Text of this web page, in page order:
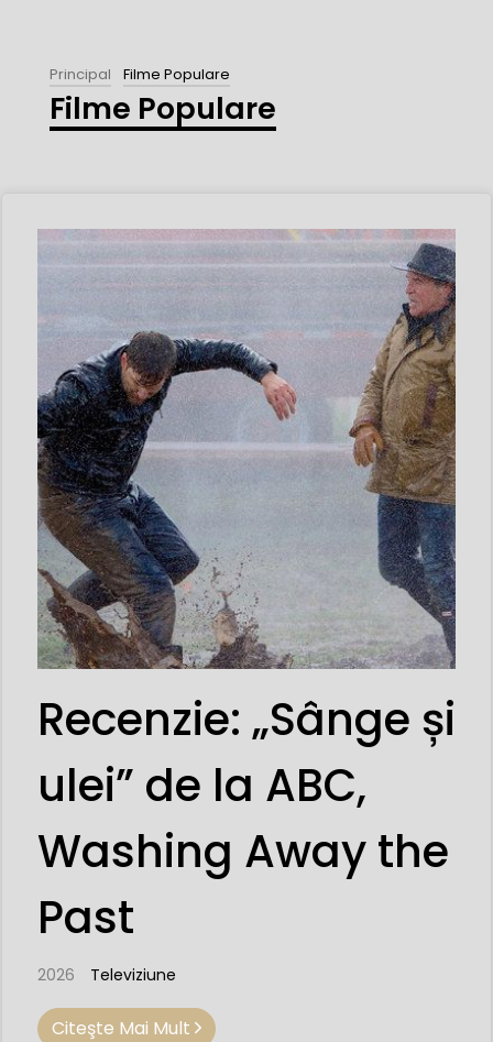
Principal Filme Populare
Filme Populare
Recenzie: „Sânge și
ulei” de la ABC,
Washing Away the
Past
2026 Televiziune
Citeşte Mai Mult